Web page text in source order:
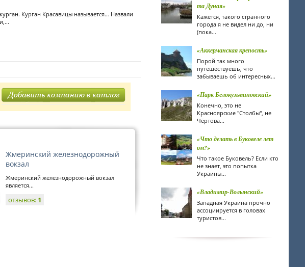
Курган Красавицы называется… Назвали
Жмеринский железнодорожный
вокзал
Жмеринский железнодорожный вокзал
является...
отзывов: 1
та Дуная»
Кажется, такого странного
города я не видел ни до, ни
(пока...
«Аккерманская крепость»
Порой так много
путешествуешь, что
забываешь об интересных...
«Парк Белокузьминовский»
Конечно, это не
Красноярские "Столбы", не
Чёртова...
«Что делать в Буковеле лет
ом?»
Что такое Буковель? Если кто
не знает, это попытка
Украины...
«Владимир-Волынский»
Западная Украина прочно
ассоциируется в головах
туристов...